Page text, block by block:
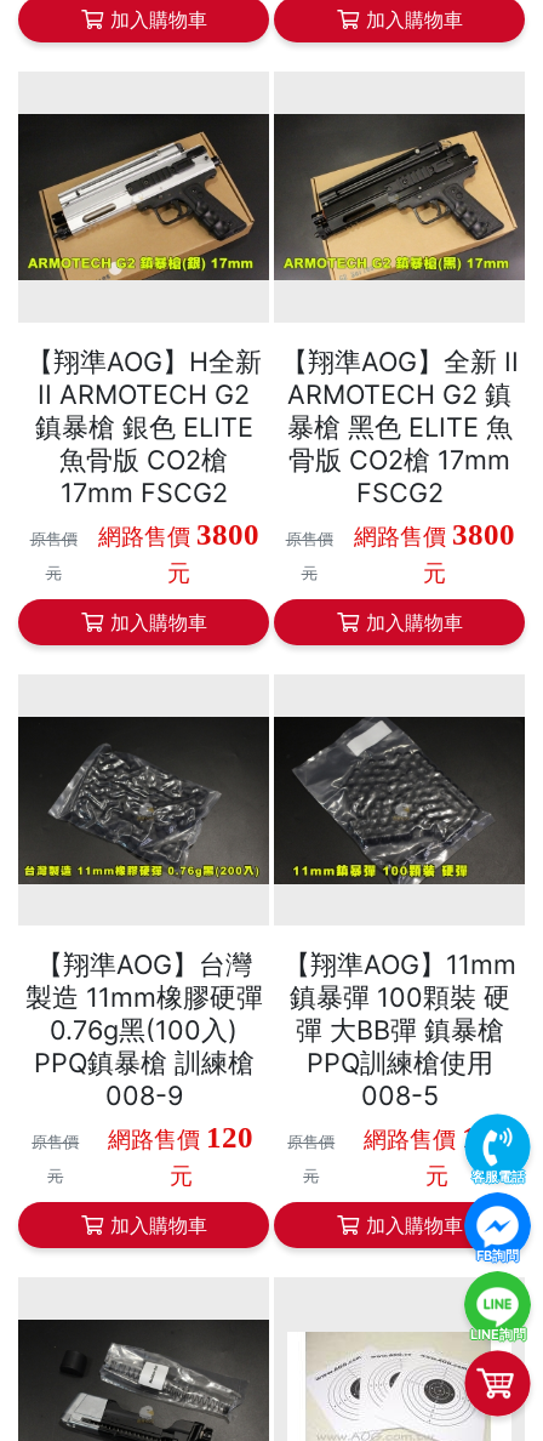
加入購物車 加入購物車
【翔準AOG】H全新
II ARMOTECH G2
鎮暴槍 銀色 ELITE
魚骨版 CO2槍
17mm FSCG2
原售價
元
網路售價 3800
元
加入購物車
【翔準AOG】全新 II
ARMOTECH G2 鎮
暴槍 黑色 ELITE 魚
骨版 CO2槍 17mm
FSCG2
原售價
元
網路售價 3800
元
加入購物車
【翔準AOG】台灣
製造 11mm橡膠硬彈
0.76g黑(100入)
PPQ鎮暴槍 訓練槍
008-9
原售價
元
網路售價 120
元
加入購物車
【翔準AOG】11mm
鎮暴彈 100顆裝 硬
彈 大BB彈 鎮暴槍
PPQ訓練槍使用
008-5
原售價
元
網路售價 180
元
加入購物車
客服電話
FB詢問
LINE詢問